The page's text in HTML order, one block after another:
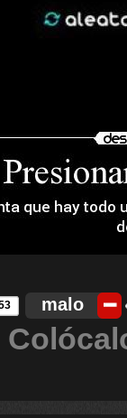
malo